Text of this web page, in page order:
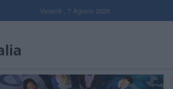
Venerdi , 7 Agosto 2026